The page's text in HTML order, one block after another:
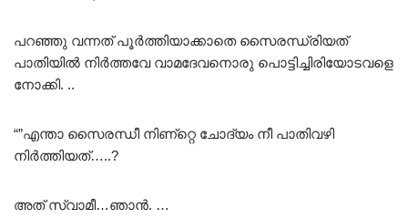
പറഞ്ഞു വന്നത് പൂർത്തിയാക്കാതെ സൈരന്ധ്രിയത്
പാതിയിൽ നിർത്തവേ വാമദേവനൊരു പൊട്ടിച്ചിരിയോടവളെ
നോക്കി. ..
“”എന്താ സൈരന്ധീ നിണ്റ്റെ ചോദ്യം നീ പാതിവഴി
നിർത്തിയത്…..?
അത് സ്വാമീ…ഞാൻ. …